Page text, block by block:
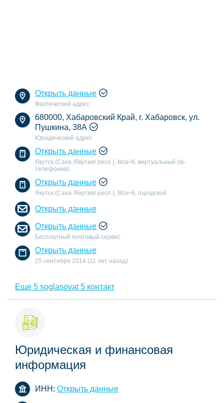
Открыть данные
Фактический адрес
680000, Хабаровский Край, г. Хабаровск, ул.
Пушкина, 38А
Юридический адрес
Открыть данные
Якутск (Саха /Якутия/ респ.), Мск+6, виртуальный (ip-
телефония)
Открыть данные
Якутск (Саха /Якутия/ респ.), Мск+6, городской
Открыть данные
Открыть данные
Бесплатный почтовый сервис
Открыть данные
25 сентября 2014 (11 лет назад)
Еще 5 soglasovat 5 контакт
Юридическая и финансовая
информация
ИНН: Открыть данные